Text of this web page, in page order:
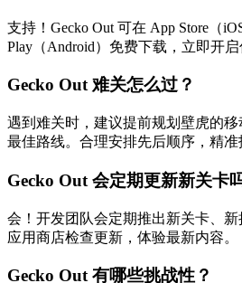
支持！Gecko Out 可在 App Store（
Play（Android）免费下载，立即开启
Gecko Out 难关怎么过？
遇到难关时，建议提前规划壁虎的
最佳路线。合理安排先后顺序，精准
Gecko Out 会定期更新新关卡
会！开发团队会定期推出新关卡、
应用商店检查更新，体验最新内容。
Gecko Out 有哪些挑战性？